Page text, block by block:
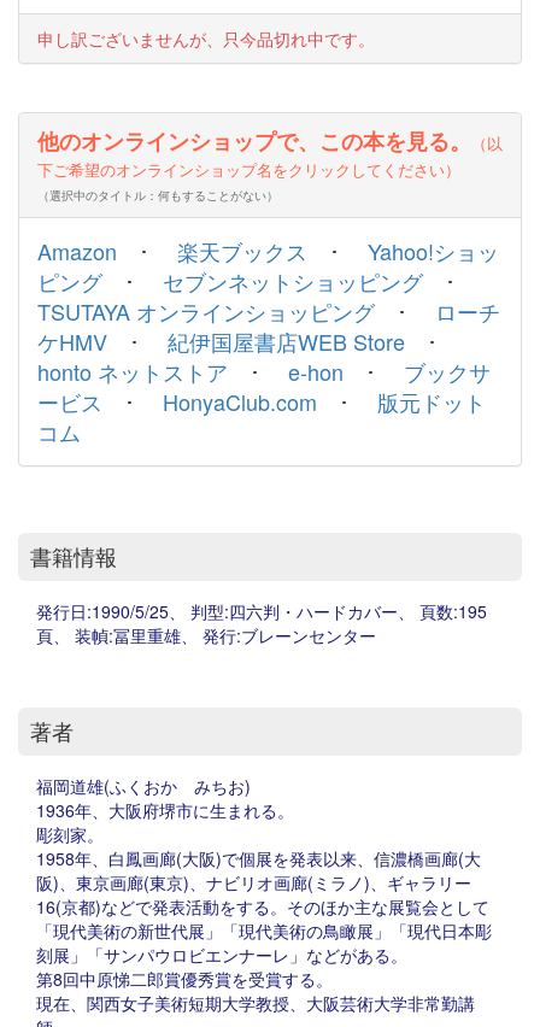
申し訳ございませんが、只今品切れ中です。
他のオンラインショップで、この本を見る。
（以
下ご希望のオンラインショップ名をクリックしてください）
（選択中のタイトル：何もすることがない）
Amazon ･ 楽天ブックス ･ Yahoo!ショッ
ピング･ セブンネットショッピング･
TSUTAYA オンラインショッピング･
ローチ
ケHMV ･ 紀伊国屋書店WEB Store ･
honto ネットストア ･ e-hon ･ ブックサ
ービス
･ HonyaClub.com ･ 版元ドット
コム
書籍情報
発行日:1990/5/25、 判型:四六判・ハードカバー、 頁数:195
頁、 装幀:冨里重雄、 発行:ブレーンセンター
著者
福岡道雄(ふくおか みちお)
1936年、大阪府堺市に生まれる。
彫刻家。
1958年、白鳳画廊(大阪)で個展を発表以来、信濃橋画廊(大
阪)、東京画廊(東京)、ナビリオ画廊(ミラノ)、ギャラリー
16(京都)などで発表活動をする。そのほか主な展覧会として
「現代美術の新世代展」「現代美術の鳥瞰展」「現代日本彫
刻展」「サンパウロビエンナーレ」などがある。
第8回中原悌二郎賞優秀賞を受賞する。
現在、関西女子美術短期大学教授、大阪芸術大学非常勤講